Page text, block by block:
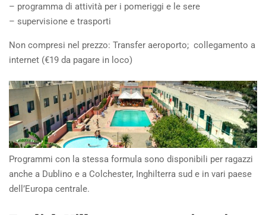
– programma di attività per i pomeriggi e le sere
– supervisione e trasporti
Non compresi nel prezzo: Transfer aeroporto; collegamento a
internet (€19 da pagare in loco)
Programmi con la stessa formula sono disponibili per ragazzi
anche a Dublino e a Colchester, Inghilterra sud e in vari paese
dell’Europa centrale.